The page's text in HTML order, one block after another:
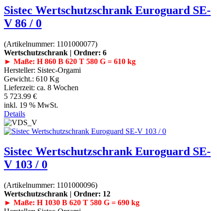
Sistec Wertschutzschrank Euroguard SE-
V 86 / 0
(Artikelnummer: 1101000077)
Wertschutzschrank | Ordner: 6
► Maße: H 860 B 620 T 580 G = 610 kg
Hersteller: Sistec-Orgami
Gewicht.: 610 Kg
Lieferzeit: ca. 8 Wochen
5 723.99 €
inkl. 19 % MwSt.
Details
Sistec Wertschutzschrank Euroguard SE-
V 103 / 0
(Artikelnummer: 1101000096)
Wertschutzschrank | Ordner: 12
► Maße: H 1030 B 620 T 580 G = 690 kg